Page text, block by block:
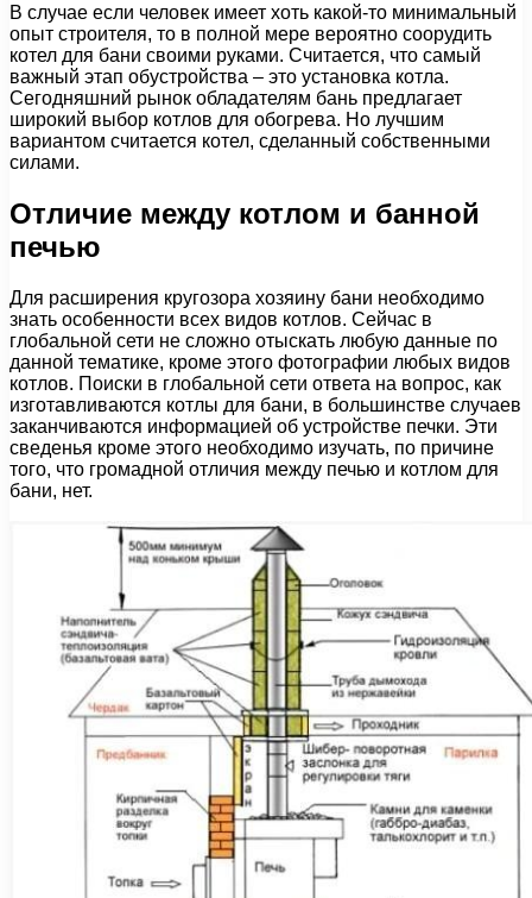
В случае если человек имеет хоть какой-то минимальный
опыт строителя, то в полной мере вероятно соорудить
котел для бани своими руками. Считается, что самый
важный этап обустройства – это установка котла.
Сегодняшний рынок обладателям бань предлагает
широкий выбор котлов для обогрева. Но лучшим
вариантом считается котел, сделанный собственными
силами.
Отличие между котлом и банной
печью
Для расширения кругозора хозяину бани необходимо
знать особенности всех видов котлов. Сейчас в
глобальной сети не сложно отыскать любую данные по
данной тематике, кроме этого фотографии любых видов
котлов. Поиски в глобальной сети ответа на вопрос, как
изготавливаются котлы для бани, в большинстве случаев
заканчиваются информацией об устройстве печки. Эти
сведенья кроме этого необходимо изучать, по причине
того, что громадной отличия между печью и котлом для
бани, нет.